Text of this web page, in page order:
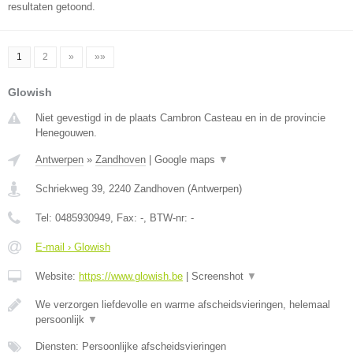
resultaten getoond.
1 2 » »»
Glowish
Niet gevestigd in de plaats Cambron Casteau en in de provincie
Henegouwen.
Antwerpen » Zandhoven Google maps ▼
Schriekweg 39, 2240 Zandhoven (Antwerpen)
Tel: 0485930949, Fax: -, BTW-nr: -
E-mail › Glowish
Website: https://www.glowish.be Screenshot ▼
We verzorgen liefdevolle en warme afscheidsvieringen, helemaal
persoonlijk ▼
Diensten: Persoonlijke afscheidsvieringen